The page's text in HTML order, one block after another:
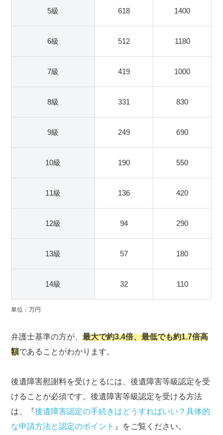
5級 618 1400
6級 512 1180
7級 419 1000
8級 331 830
9級 249 690
10級 190 550
11級 136 420
12級 94 290
13級 57 180
14級 32 110
単位：万円
弁護士基準の方が、最大で約3.4倍、最低でも約1.7倍高
額であることがわかります。
後遺障害慰謝料を受けとるには、後遺障害等級認定を受
けることが必須です。後遺障害等級認定を受ける方法
は、『後遺障害認定の手続きはどうすればいい？具体的
な申請方法と認定のポイント 』をご覧ください。